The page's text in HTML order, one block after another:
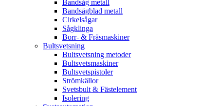
Bandsåg metall
Bandsågblad metall
Cirkelsågar
Sågklinga
Borr- & Fräsmaskiner
Bultsvetsning
Bultsvetsning metoder
Bultsvetsmaskiner
Bultsvetspistoler
Strömkällor
Svetsbult & Fästelement
Isolering